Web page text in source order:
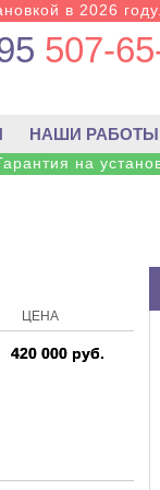
в 2026 году.
507-
НАШИ РАБОТЫ
на
ЦЕНА
420 000 руб.